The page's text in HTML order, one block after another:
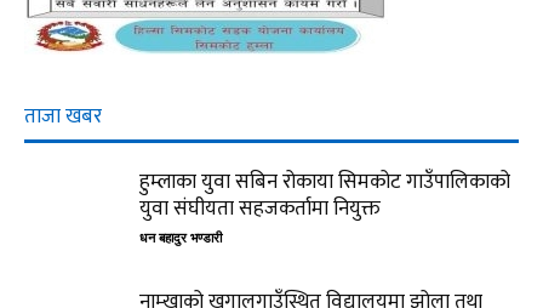
ताजा खबर
हुम्लाका युवा सबिन रोकाया सिमकोट गाउँपालिकाको
युवा संघीयता सहजकर्तामा नियुक्त
धन बहादुर भण्डारी